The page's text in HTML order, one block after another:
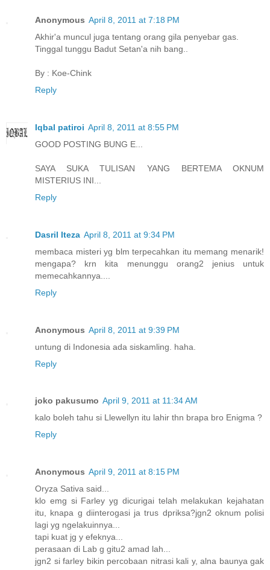
Anonymous April 8, 2011 at 7:18 PM
Akhir'a muncul juga tentang orang gila penyebar gas.
Tinggal tunggu Badut Setan'a nih bang..
By : Koe-Chink
Reply
Iqbal patiroi April 8, 2011 at 8:55 PM
GOOD POSTING BUNG E...
SAYA SUKA TULISAN YANG BERTEMA OKNUM
MISTERIUS INI...
Reply
Dasril Iteza April 8, 2011 at 9:34 PM
membaca misteri yg blm terpecahkan itu memang menarik!
mengapa? krn kita menunggu orang2 jenius untuk
memecahkannya....
Reply
Anonymous April 8, 2011 at 9:39 PM
untung di Indonesia ada siskamling. haha.
Reply
joko pakusumo April 9, 2011 at 11:34 AM
kalo boleh tahu si Llewellyn itu lahir thn brapa bro Enigma ?
Reply
Anonymous April 9, 2011 at 8:15 PM
Oryza Sativa said...
klo emg si Farley yg dicurigai telah melakukan kejahatan
itu, knapa g diinterogasi ja trus dpriksa?jgn2 oknum polisi
lagi yg ngelakuinnya...
tapi kuat jg y efeknya...
perasaan di Lab g gitu2 amad lah...
jgn2 si farley bikin percobaan nitrasi kali y, alna baunya gak